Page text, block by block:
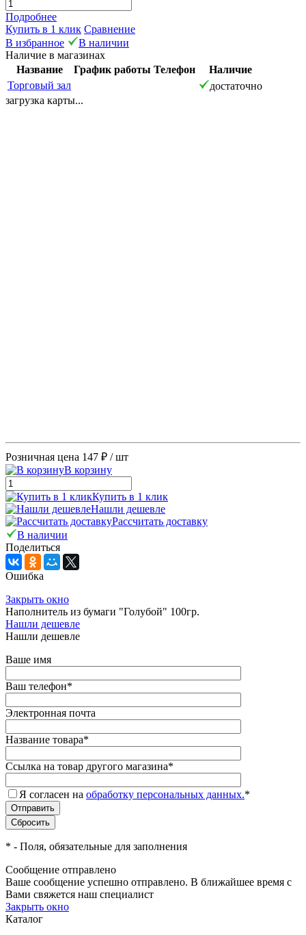
Подробнее
Купить в 1 клик Сравнение
В избранное
В наличии
Наличие в магазинах
Название
График работы Телефон
Наличие
Торговый зал
достаточно
загрузка карты...
Розничная цена 147 ₽ / шт
В корзину
Купить в 1 клик
Нашли дешевле
Рассчитать доставку
В наличии
Поделиться
Ошибка
Закрыть окно
Наполнитель из бумаги "Голубой" 100гр.
Нашли дешевле
Нашли дешевле
Ваше имя
Ваш телефон*
Электронная почта
Название товара*
Ссылка на товар другого магазина*
Я согласен на обработку персональных данных.*
* - Поля, обязательные для заполнения
Сообщение отправлено
Ваше сообщение успешно отправлено. В ближайшее время с
Вами свяжется наш специалист
Закрыть окно
Каталог